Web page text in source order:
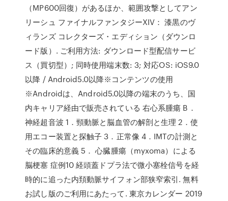
（MP600回復）があるほか、範囲攻撃としてアン
リーシュ ファイナルファンタジーXIV： 漆黒のヴ
ィランズ コレクターズ・エディション（ダウンロ
ード版）. ご利用方法: ダウンロード型配信サービ
ス（買切型）; 同時使用端末数: 3; 対応OS: iOS9.0
以降 / Android5.0以降※コンテンツの使用
※Androidは、Android5.0以降の端末のうち、国
内キャリア経由で販売されている 右心系腫瘍 B．
神経超音波 1．頸動脈と脳血管の解剖と生理 2．使
用エコー装置と探触子 3．正常像 4．IMTの計測と
その臨床的意義 5． 心臓腫瘍（myxoma）による
脳梗塞 症例10 経頭蓋ドプラ法で微小塞栓信号を経
時的に追った内頚動脈サイフォン部狭窄索引. 無料
お試し版のご利用にあたって. 東京カレンダー 2019